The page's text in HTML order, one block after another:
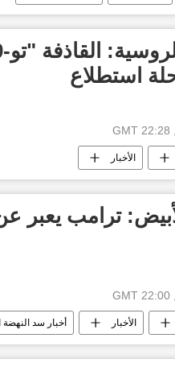
استطلاع
الأخبار
ترامب يعبر
الأخبار أخبار سد النهضة
الأمريكية